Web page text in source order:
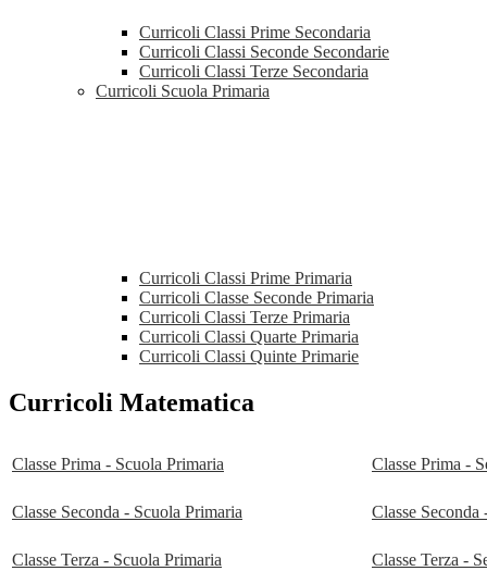
Curricoli Classi Prime Secondaria
Curricoli Classi Seconde Secondarie
Curricoli Classi Terze Secondaria
Curricoli Scuola Primaria
Curricoli Classi Prime Primaria
Curricoli Classe Seconde Primaria
Curricoli Classi Terze Primaria
Curricoli Classi Quarte Primaria
Curricoli Classi Quinte Primarie
Curricoli Matematica
Classe Prima - Scuola Primaria Classe Prima -
Classe Seconda - Scuola Primaria Classe
Classe Terza - Scuola Primaria Classe Terza -